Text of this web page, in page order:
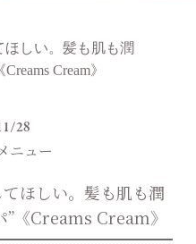
しい。髪も肌も潤
Cream》
28
ニュー
ほしい。髪も肌も潤
”《Creams Cream》